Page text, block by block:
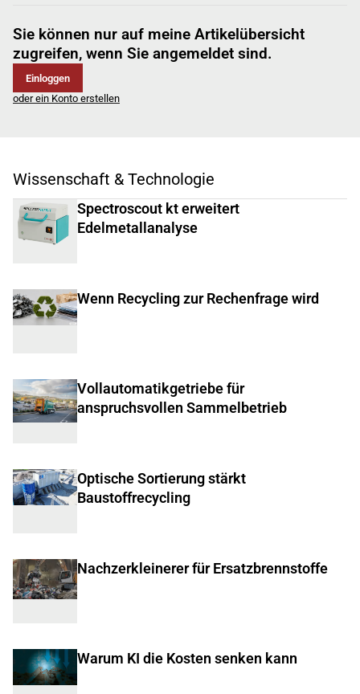
Sie können nur auf meine Artikelübersicht
zugreifen, wenn Sie angemeldet sind.
Einloggen
oder ein Konto erstellen
Wissenschaft & Technologie
Spectroscout kt erweitert
Edelmetallanalyse
Wenn Recycling zur Rechenfrage wird
Vollautomatikgetriebe für
anspruchsvollen Sammelbetrieb
Optische Sortierung stärkt
Baustoffrecycling
Nachzerkleinerer für Ersatzbrennstoffe
Warum KI die Kosten senken kann